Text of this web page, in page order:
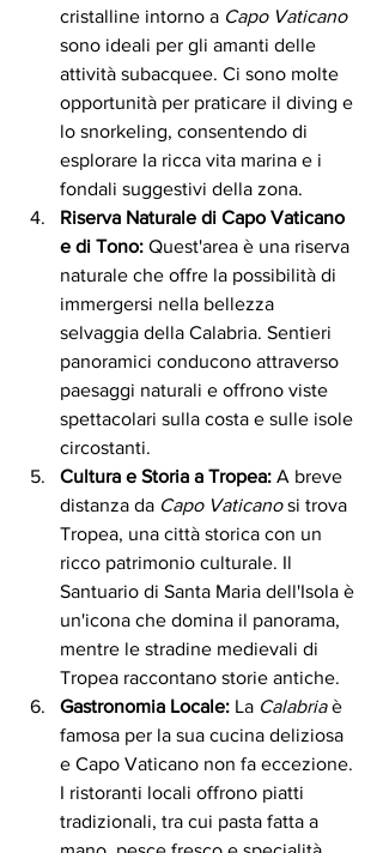
cristalline intorno a Capo Vaticano
sono ideali per gli amanti delle
attività subacquee. Ci sono molte
opportunità per praticare il diving e
lo snorkeling, consentendo di
esplorare la ricca vita marina e i
fondali suggestivi della zona.
Riserva Naturale di Capo Vaticano
e di Tono: Quest'area è una riserva
naturale che offre la possibilità di
immergersi nella bellezza
selvaggia della Calabria. Sentieri
panoramici conducono attraverso
paesaggi naturali e offrono viste
spettacolari sulla costa e sulle isole
circostanti.
Cultura e Storia a Tropea: A breve
distanza da Capo Vaticano si trova
Tropea, una città storica con un
ricco patrimonio culturale. Il
Santuario di Santa Maria dell'Isola è
un'icona che domina il panorama,
mentre le stradine medievali di
Tropea raccontano storie antiche.
Gastronomia Locale: La Calabria è
famosa per la sua cucina deliziosa
e Capo Vaticano non fa eccezione.
I ristoranti locali offrono piatti
tradizionali, tra cui pasta fatta a